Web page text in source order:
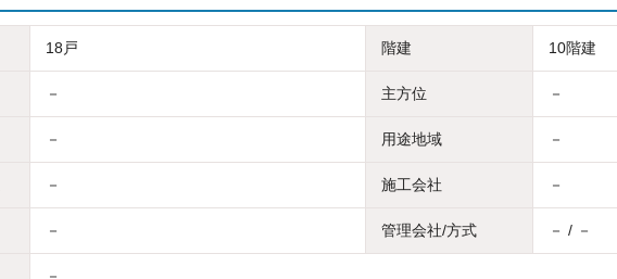
18戸 階建 10階建
－ 主方位 －
－ 用途地域 －
－ 施工会社 －
－ 管理会社/方式 － / －
－